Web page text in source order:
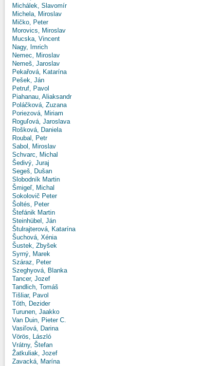
Michálek, Slavomír
Michela, Miroslav
Mičko, Peter
Morovics, Miroslav
Mucska, Vincent
Nagy, Imrich
Nemec, Miroslav
Nemeš, Jaroslav
Pekařová, Katarína
Pešek, Ján
Petruf, Pavol
Piahanau, Aliaksandr
Poláčková, Zuzana
Poriezová, Miriam
Roguľová, Jaroslava
Rošková, Daniela
Roubal, Petr
Sabol, Miroslav
Schvarc, Michal
Šedivý, Juraj
Segeš, Dušan
Slobodník Martin
Šmigeľ, Michal
Sokolovič Peter
Šoltés, Peter
Štefánik Martin
Steinhübel, Ján
Štulrajterová, Katarína
Šuchová, Xénia
Šustek, Zbyšek
Syrný, Marek
Száraz, Peter
Szeghyová, Blanka
Tancer, Jozef
Tandlich, Tomáš
Tišliar, Pavol
Tóth, Dezider
Turunen, Jaakko
Van Duin, Pieter C.
Vasiľová, Darina
Vörös, László
Vrátny, Štefan
Žatkuliak, Jozef
Zavacká, Marína